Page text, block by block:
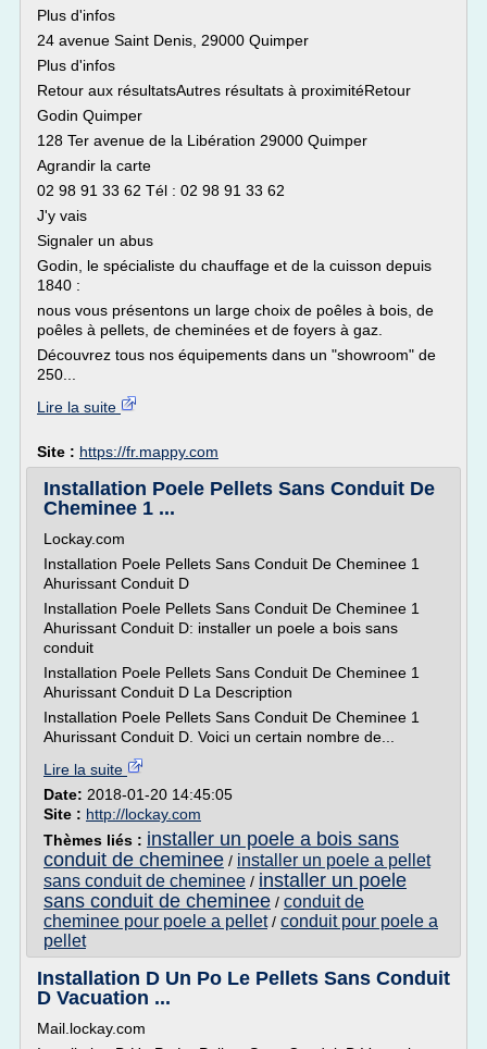
Plus d'infos
24 avenue Saint Denis, 29000 Quimper
Plus d'infos
Retour aux résultatsAutres résultats à proximitéRetour
Godin Quimper
128 Ter avenue de la Libération 29000 Quimper
Agrandir la carte
02 98 91 33 62 Tél : 02 98 91 33 62
J'y vais
Signaler un abus
Godin, le spécialiste du chauffage et de la cuisson depuis
1840 :
nous vous présentons un large choix de poêles à bois, de
poêles à pellets, de cheminées et de foyers à gaz.
Découvrez tous nos équipements dans un "showroom" de
250...
Lire la suite
Site : https://fr.mappy.com
Installation Poele Pellets Sans Conduit De
Cheminee 1 ...
Lockay.com
Installation Poele Pellets Sans Conduit De Cheminee 1
Ahurissant Conduit D
Installation Poele Pellets Sans Conduit De Cheminee 1
Ahurissant Conduit D: installer un poele a bois sans
conduit
Installation Poele Pellets Sans Conduit De Cheminee 1
Ahurissant Conduit D La Description
Installation Poele Pellets Sans Conduit De Cheminee 1
Ahurissant Conduit D. Voici un certain nombre de...
Lire la suite
Date: 2018-01-20 14:45:05
Site : http://lockay.com
Thèmes liés : installer un poele a bois sans
conduit de cheminee / installer un poele a pellet
sans conduit de cheminee / installer un poele
sans conduit de cheminee / conduit de
cheminee pour poele a pellet/ conduit pour poele a
pellet
Installation D Un Po Le Pellets Sans Conduit
D Vacuation ...
Mail.lockay.com